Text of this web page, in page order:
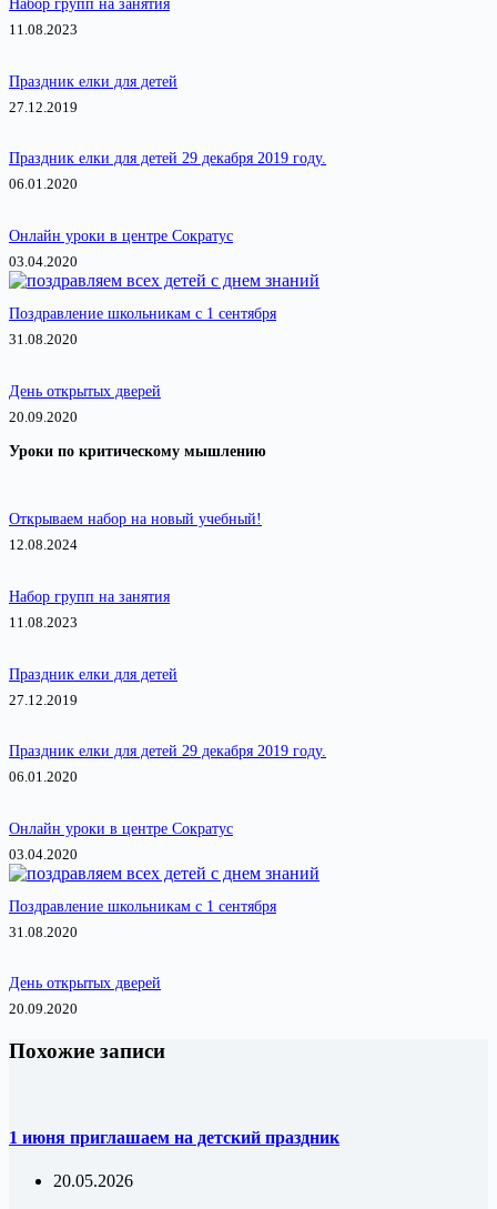
11.08.2023
Праздник елки для детей
27.12.2019
Праздник елки для детей 29 декабря 2019 году.
06.01.2020
Онлайн уроки в центре Сократус
03.04.2020
Поздравление школьникам с 1 сентября
31.08.2020
День открытых дверей
20.09.2020
Уроки по критическому мышлению
Открываем набор на новый учебный!
12.08.2024
Набор групп на занятия
11.08.2023
Праздник елки для детей
27.12.2019
Праздник елки для детей 29 декабря 2019 году.
06.01.2020
Онлайн уроки в центре Сократус
03.04.2020
Поздравление школьникам с 1 сентября
31.08.2020
День открытых дверей
20.09.2020
Похожие записи
1 июня приглашаем на детский праздник
20.05.2026